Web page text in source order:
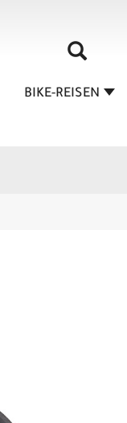
BIKE-REISEN